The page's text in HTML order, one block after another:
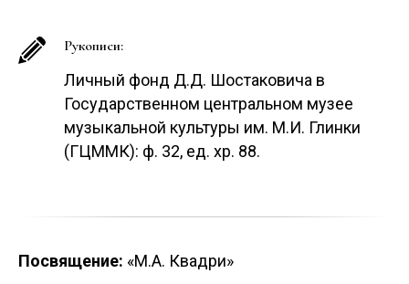
Рукописи:
Личный фонд Д.Д. Шостаковича в
Государственном центральном музее
музыкальной культуры им. М.И. Глинки
(ГЦММК): ф. 32, ед. хр. 88.
Посвящение: «М.А. Квадри»